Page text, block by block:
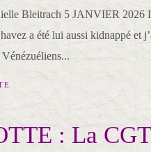
Bleitrach 5 JANVIER 2026 Il
a été lui aussi kidnappé et
: La